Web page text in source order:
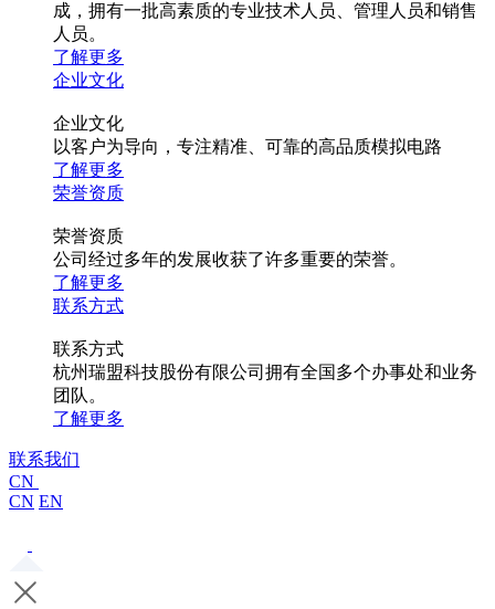
成，拥有一批高素质的专业技术人员、管理人员和销售
人员。
了解更多
企业文化
企业文化
以客户为导向，专注精准、可靠的高品质模拟电路
了解更多
荣誉资质
荣誉资质
公司经过多年的发展收获了许多重要的荣誉。
了解更多
联系方式
联系方式
杭州瑞盟科技股份有限公司拥有全国多个办事处和业务
团队。
了解更多
联系我们
CN
CN EN